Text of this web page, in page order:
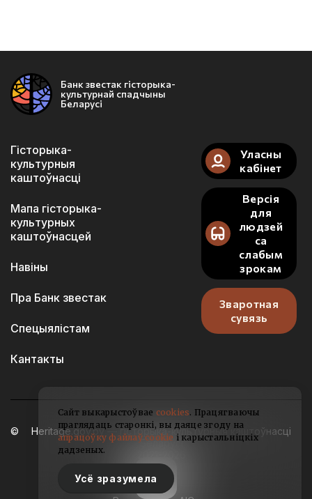
Банк звестак гісторыка-
культурнай спадчыны
Беларусі
Гісторыка-
культурныя
каштоўнасці
Мапа гісторыка-
культурных
каштоўнасцей
Навіны
Пра Банк звестак
Спецыялістам
Кантакты
Уласны
кабінет
Версія
для
людзей
са
слабым
зрокам
Зваротная
сувязь
Heritage.gov.by — гісторыка-культурныя каштоўнасці
Беларусі
Сайт выкарыстоўвае cookies. Працягваючы
праглядаць старонкі, вы даяце згоду на
апрацоўку файлаў cookie і карыстальніцкіх
дадзеных.
Усё зразумела